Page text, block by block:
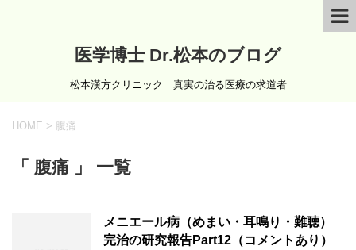
医学博士 Dr.松本のブログ
松本漢方クリニック 真実の治る医療の求道者
HOME > 腹痛
「 腹痛 」 一覧
メニエール病（めまい・耳鳴り・難聴）
完治の研究報告Part12（コメントあり）